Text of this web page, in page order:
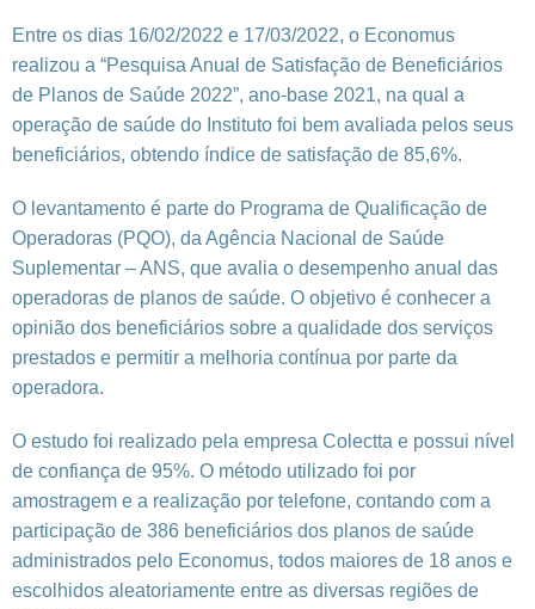
Entre os dias 16/02/2022 e 17/03/2022, o Economus
realizou a “Pesquisa Anual de Satisfação de Beneficiários
de Planos de Saúde 2022”, ano-base 2021, na qual a
operação de saúde do Instituto foi bem avaliada pelos seus
beneficiários, obtendo índice de satisfação de 85,6%.
O levantamento é parte do Programa de Qualificação de
Operadoras (PQO), da Agência Nacional de Saúde
Suplementar – ANS, que avalia o desempenho anual das
operadoras de planos de saúde. O objetivo é conhecer a
opinião dos beneficiários sobre a qualidade dos serviços
prestados e permitir a melhoria contínua por parte da
operadora.
O estudo foi realizado pela empresa Colectta e possui nível
de confiança de 95%. O método utilizado foi por
amostragem e a realização por telefone, contando com a
participação de 386 beneficiários dos planos de saúde
administrados pelo Economus, todos maiores de 18 anos e
escolhidos aleatoriamente entre as diversas regiões de